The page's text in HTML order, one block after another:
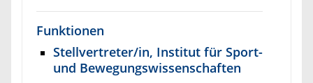
Funktionen
Stellvertreter/in, Institut für Sport-
und Bewegungswissenschaften